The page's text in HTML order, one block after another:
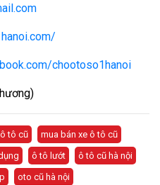
chootoso1hanoi
ô tô cũ
mua bán xe ô tô cũ
ô tô lướt
ô tô cũ hà nội
oto cũ hà nội